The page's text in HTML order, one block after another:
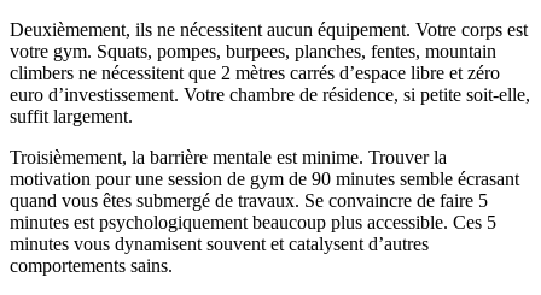
Deuxièmement, ils ne nécessitent aucun équipement. Votre corps est
votre gym. Squats, pompes, burpees, planches, fentes, mountain
climbers ne nécessitent que 2 mètres carrés d’espace libre et zéro
euro d’investissement. Votre chambre de résidence, si petite soit-elle,
suffit largement.
Troisièmement, la barrière mentale est minime. Trouver la
motivation pour une session de gym de 90 minutes semble écrasant
quand vous êtes submergé de travaux. Se convaincre de faire 5
minutes est psychologiquement beaucoup plus accessible. Ces 5
minutes vous dynamisent souvent et catalysent d’autres
comportements sains.